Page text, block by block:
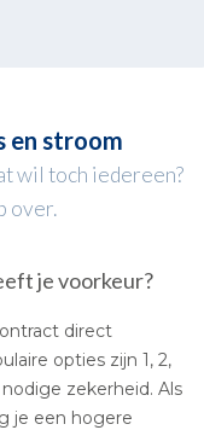
en stroom
wil toch iedereen?
over.
je voorkeur?
direct
opties zijn 1, 2,
zekerheid. Als
je een hogere